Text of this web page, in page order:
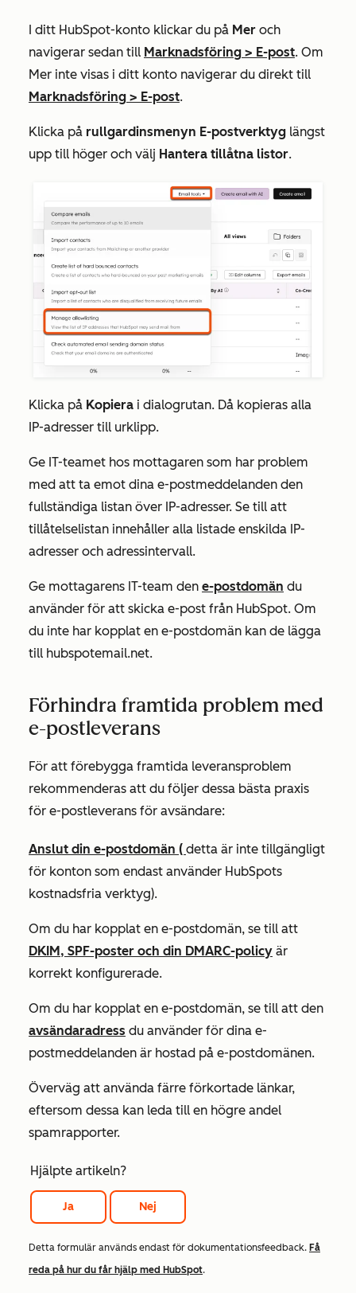
I ditt HubSpot-konto klickar du på Mer och
navigerar sedan till Marknadsföring > E-post. Om
Mer inte visas i ditt konto navigerar du direkt till
Marknadsföring > E-post.
Klicka på rullgardinsmenyn E-postverktyg längst
upp till höger och välj Hantera tillåtna listor.
Klicka på Kopiera i dialogrutan. Då kopieras alla
IP-adresser till urklipp.
Ge IT-teamet hos mottagaren som har problem
med att ta emot dina e-postmeddelanden den
fullständiga listan över IP-adresser. Se till att
tillåtelselistan innehåller alla listade enskilda IP-
adresser och adressintervall.
Ge mottagarens IT-team den e-postdomän du
använder för att skicka e-post från HubSpot. Om
du inte har kopplat en e-postdomän kan de lägga
till hubspotemail.net.
Förhindra framtida problem med
e-postleverans
För att förebygga framtida leveransproblem
rekommenderas att du följer dessa bästa praxis
för e-postleverans för avsändare:
Anslut din e-postdomän ( detta är inte tillgängligt
för konton som endast använder HubSpots
kostnadsfria verktyg).
Om du har kopplat en e-postdomän, se till att
DKIM, SPF-poster och din DMARC-policy är
korrekt konfigurerade.
Om du har kopplat en e-postdomän, se till att den
avsändaradress du använder för dina e-
postmeddelanden är hostad på e-postdomänen.
Överväg att använda färre förkortade länkar,
eftersom dessa kan leda till en högre andel
spamrapporter.
Hjälpte artikeln?
Ja Nej
Detta formulär används endast för dokumentationsfeedback. Få
reda på hur du får hjälp med HubSpot.